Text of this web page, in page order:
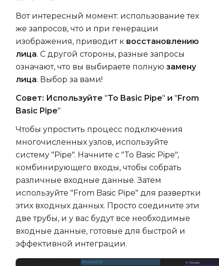
Вот интересный момент: использование тех
же запросов, что и при генерации
изображения, приводит к восстановлению
лица. С другой стороны, разные запросы
означают, что вы выбираете полную замену
лица. Выбор за вами!
Совет: Используйте "To Basic Pipe" и "From
Basic Pipe"
Чтобы упростить процесс подключения
многочисленных узлов, используйте
систему "Pipe". Начните с "To Basic Pipe",
комбинирующего входы, чтобы собрать
различные входные данные. Затем
используйте "From Basic Pipe" для развертки
этих входных данных. Просто соедините эти
две трубы, и у вас будут все необходимые
входные данные, готовые для быстрой и
эффективной интеграции.